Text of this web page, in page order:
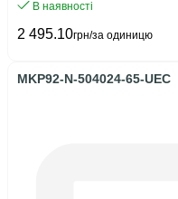
В наявності
2 495.10грн/за одиницю
MKP92-N-504024-65-UEC